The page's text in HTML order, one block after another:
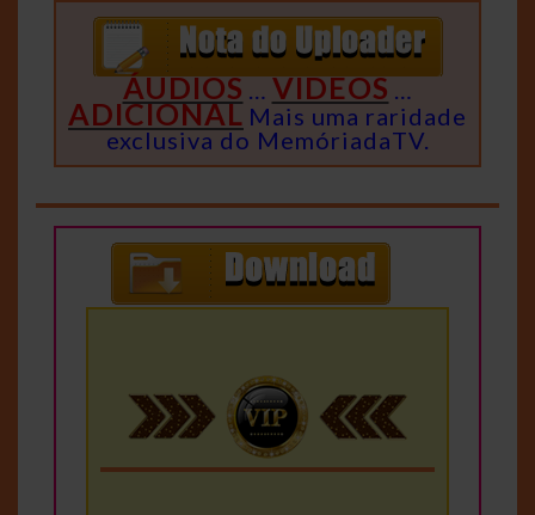
ÁUDIOS VIDEOS
ADICIONAL Mais uma raridade
exclusiva do MemóriadaTV.